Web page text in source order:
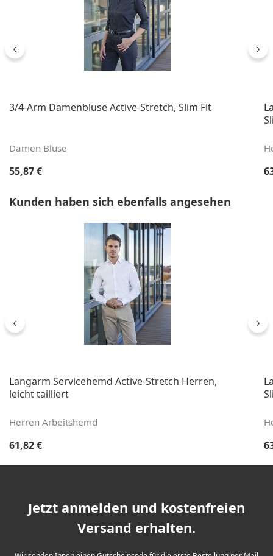
3/4-Arm Damenbluse Active-Stretch, Slim Fit
Damen Bluse
Regulärer Preis:
55,87 €
Produktgalerie überspringen
Kunden haben sich ebenfalls angesehen
Langarm Servicehemd Active-Stretch Herren,
leicht tailliert
Herren Arbeitshemd
Regulärer Preis:
61,82 €
Jetzt anmelden und kostenfreien
Versand erhalten.